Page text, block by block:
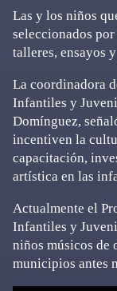
Las y los niños
seleccionados por
talleres, ensayos
La coordinadora
Infantiles y
Domínguez,
incentiven la
capacitación,
artística en las
Actualmente el
Infantiles y
niños músicos de
municipios antes